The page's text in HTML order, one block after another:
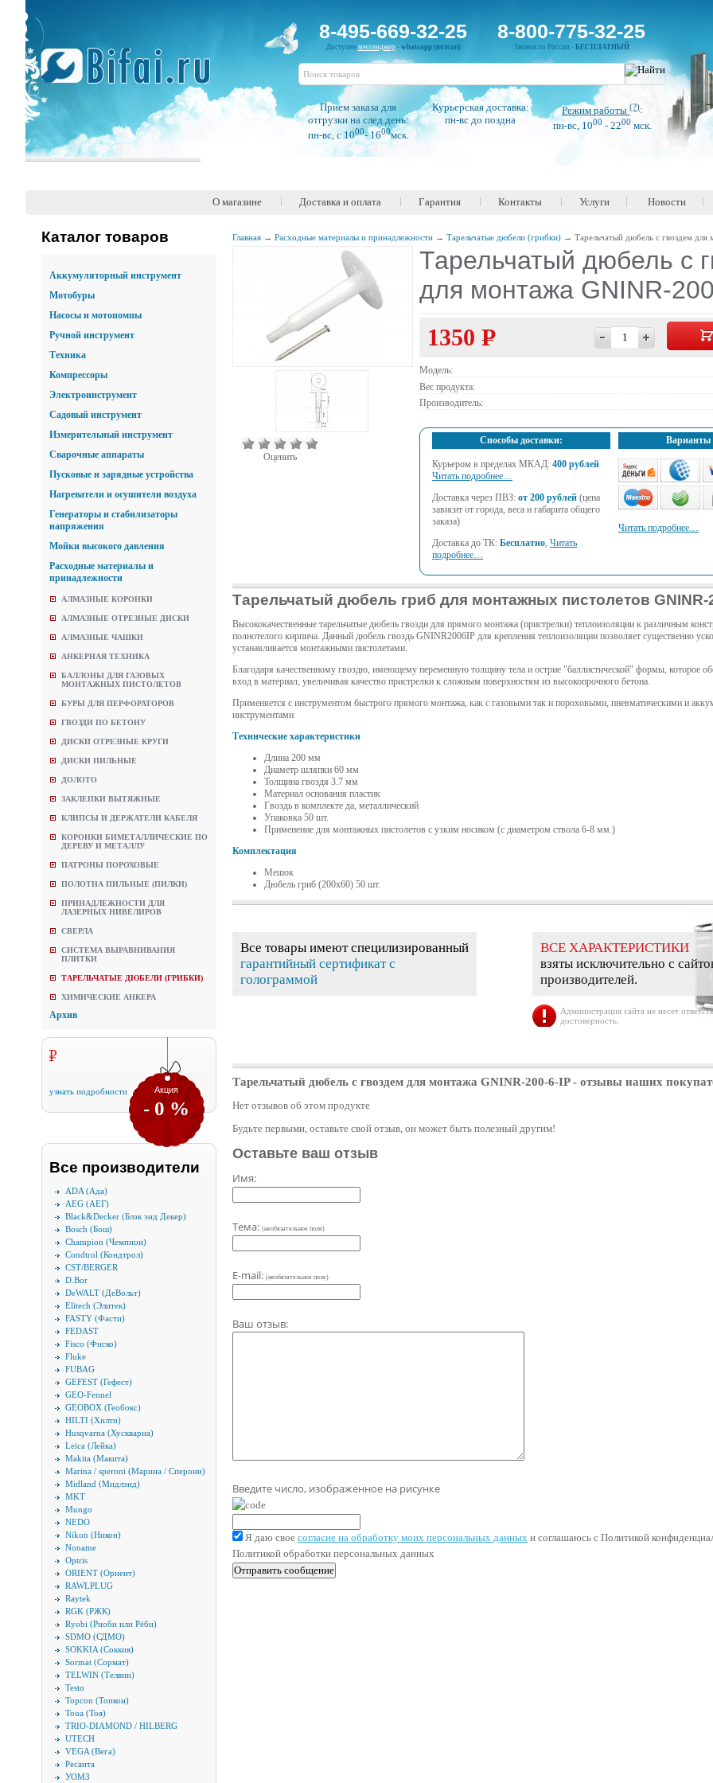
8-495-669-32-25
Доступен мессенджер- whatsapp (вотсап)
8-800-775-32-25
Звонок по России - БЕСПЛАТНЫЙ
Прием заказа для
отгрузки на след.день:
пн-вс, c 1000- 1600мск.
Курьерская доставка:
пн-вс до поздна
Режим работы(?):
пн-вс, 1000 - 2200 мск.
О магазине Доставка и оплата Гарантия Контакты Услуги Новости
Каталог товаров
Аккумуляторный инструмент
Мотобуры
Насосы и мотопомпы
Ручной инструмент
Техника
Компрессоры
Электроинструмент
Садовый инструмент
Измерительный инструмент
Сварочные аппараты
Пусковые и зарядные устройства
Нагреватели и осушители воздуха
Генераторы и стабилизаторы
напряжения
Мойки высокого давления
Расходные материалы и
принадлежности
АЛМАЗНЫЕ КОРОНКИ
АЛМАЗНЫЕ ОТРЕЗНЫЕ ДИСКИ
АЛМАЗНЫЕ ЧАШКИ
АНКЕРНАЯ ТЕХНИКА
БАЛЛОНЫ ДЛЯ ГАЗОВЫХ
МОНТАЖНЫХ ПИСТОЛЕТОВ
БУРЫ ДЛЯ ПЕРФОРАТОРОВ
ГВОЗДИ ПО БЕТОНУ
ДИСКИ ОТРЕЗНЫЕ КРУГИ
ДИСКИ ПИЛЬНЫЕ
ДОЛОТО
ЗАКЛЕПКИ ВЫТЯЖНЫЕ
КЛИПСЫ И ДЕРЖАТЕЛИ КАБЕЛЯ
КОРОНКИ БИМЕТАЛЛИЧЕСКИЕ ПО
ДЕРЕВУ И МЕТАЛЛУ
ПАТРОНЫ ПОРОХОВЫЕ
ПОЛОТНА ПИЛЬНЫЕ (ПИЛКИ)
ПРИНАДЛЕЖНОСТИ ДЛЯ
ЛАЗЕРНЫХ НИВЕЛИРОВ
СВЕРЛА
СИСТЕМА ВЫРАВНИВАНИЯ
ПЛИТКИ
ТАРЕЛЬЧАТЫЕ ДЮБЕЛИ (ГРИБКИ)
ХИМИЧЕСКИЕ АНКЕРА
Архив
Акция
- 0 %
узнать подробности
Все производители
ADA (Ада)
AEG (АЕГ)
Black&Decker (Блэк энд Декер)
Bosch (Бош)
Champion (Чемпион)
Condtrol (Кондтрол)
CST/BERGER
D.Bor
DeWALT (ДеВольт)
Elitech (Элитек)
FASTY (Фасти)
FEDAST
Fisco (Фиско)
Fluke
FUBAG
GEFEST (Гефест)
GEO-Fennel
GEOBOX (Геобокс)
HILTI (Хилти)
Husqvarna (Хускварна)
Leica (Лейка)
Makita (Макита)
Marina / speroni (Марина / Сперони)
Midland (Мидлэнд)
MKT
Mungo
NEDO
Nikon (Никон)
Noname
Optris
ORIENT (Ориент)
RAWLPLUG
Raytek
RGK (РЖК)
Ryobi (Риоби или Рёби)
SDMO (СДМО)
SOKKIA (Соккия)
Sormat (Сормат)
TELWIN (Телвин)
Testo
Topcon (Топкон)
Toua (Тоя)
TRIO-DIAMOND / HILBERG
UTECH
VEGA (Вега)
Ресанта
УОМЗ
Главная → Расходные материалы и принадлежности → Тарельчатые дюбели (грибки) → Тарельчатый дюбель с гвоздем
Оценить
Тарельчатый дюбель с
для монтажа GNINR-
1350 Р
—
Модель:
Вес продукта:
Производитель:
Способы доставки:
Курьером в пределах МКАД: 400 рублей
Читать подробнее…
Доставка через ПВЗ: от 200 рублей (цена
зависит от города, веса и габарита общего
заказа)
Доставка до ТК: Бесплатно Читать
подробнее…
Варианты
Читать подробнее…
Тарельчатый дюбель гриб для монтажных пистолетов GNINR-
Высококачественные тарельчатые дюбель гвозди для прямого монтажа (пристрелки) теплоизоляции к различным
полнотелого кирпича. Данный дюбель гвоздь GNINR2006IP для крепления теплоизоляции позволяет существенно
устанавливается монтажными пистолетами.
Благодаря качественному гвоздю, имеющему переменную толщину тела и острие "баллистической" формы, которое
вход в материал, увеличивая качество пристрелки к сложным поверхностям из высокопрочного бетона.
Применяется с инструментом быстрого прямого монтажа, как с газовыми так и пороховыми, пневматическими и
инструментами
Технические характеристики
Длина 200 мм
Диаметр шляпки 60 мм
Толщина гвоздя 3.7 мм
Материал основания пластик
Гвоздь в комплекте да, металлический
Упаковка 50 шт.
Применение для монтажных пистолетов с узким носиком (с диаметром ствола 6-8 мм.)
Комплектация
Мешок
Дюбель гриб (200х60) 50 шт.
Все товары имеют специлизированный
гарантийный сертификат с
голограммой
ВСЕ ХАРАКТЕРИСТИКИ
взяты исключительно с
производителей.
Администрация сайта не несет
достоверность.
Тарельчатый дюбель с гвоздем для монтажа GNINR-200-6-IP- отзывы наших
Нет отзывов об этом продукте
Будьте первыми, оставьте свой отзыв, он может быть полезный другим!
Оставьте ваш отзыв
Имя:
Тема: (необязательное поле)
E-mail: (необязательное поле)
Ваш отзыв:
Введите число, изображенное на рисунке
Я даю свое согласие на обработку моих персональных данных и соглашаюсь с Политикой
Политикой обработки персональных данных